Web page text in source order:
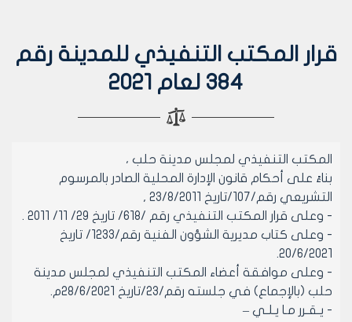
قرار المكتب التنفيذي للمدينة رقم
384 لعام 2021
المكتب التنفيذي لمجلس مدينة حلب ،
بناءً على أحكام قانون الإدارة المحلية الصادر بالمرسوم
التشريعي رقم/107/تاريخ 23/8/2011 ,
- وعلى قرار المكتب التنفيذي رقم /618/ تاريخ 29/ 11/ 2011 .
- وعلى كتاب مديرية الشؤون الفنية رقم/1233/ تاريخ
20/6/2021.
- وعلى موافقة أعضاء المكتب التنفيذي لمجلس مدينة
حلب (بالإجماع) في جلسته رقم/23/تاريخ 28/6/2021م.
- يـقـرر مـا يـلـي –